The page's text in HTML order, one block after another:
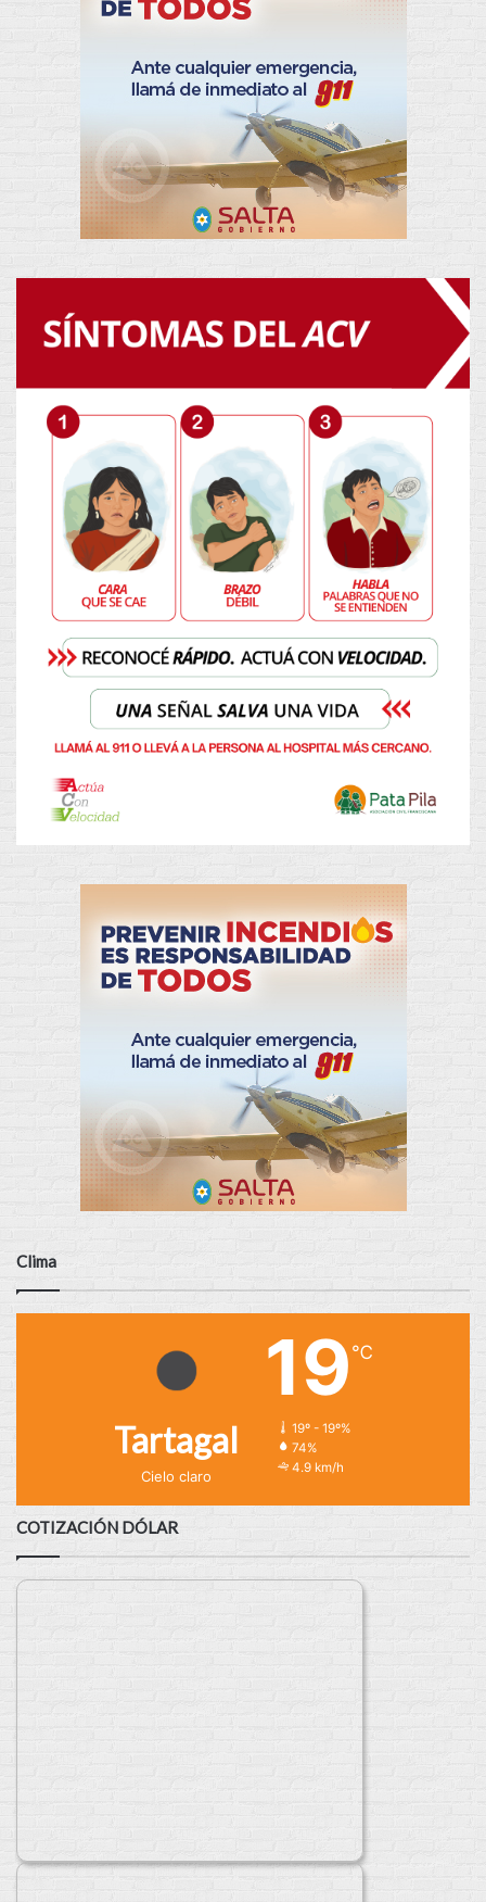
Clima
Tartagal
Cielo claro
19 ℃
19º - 19º%
74%
4.9 km/h
COTIZACIÓN DÓLAR